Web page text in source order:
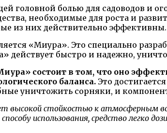
головной болью для садоводов и
необходимые для роста и
из них действительно эффективны.
«Миура». Это специально
действует быстро и надежно,
состоит в том, что оно
баланса. Это
уничтожить сорняки, и
высокой стойкостью к атмосферным
использования, средство легко